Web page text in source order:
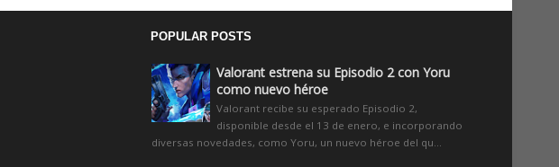
POPULAR POSTS
Valorant estrena su Episodio 2 con Yoru
como nuevo héroe
Valorant recibe su esperado Episodio 2,
disponible desde el 13 de enero, e incorporando
diversas novedades, como Yoru, un nuevo héroe del qu...